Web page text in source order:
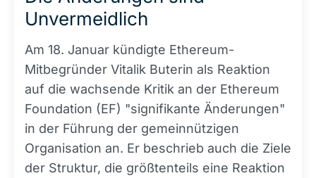
Unvermeidlich
Am 18. Januar kündigte Ethereum-
Mitbegründer Vitalik Buterin als Reaktion
auf die wachsende Kritik an der Ethereum
Foundation (EF) "signifikante Änderungen"
in der Führung der gemeinnützigen
Organisation an. Er beschrieb auch die Ziele
der Struktur, die größtenteils eine Reaktion